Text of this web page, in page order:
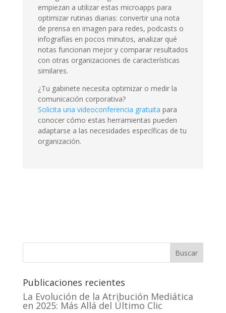
empiezan a utilizar estas microapps para
optimizar rutinas diarias: convertir una nota
de prensa en imagen para redes, podcasts o
infografías en pocos minutos, analizar qué
notas funcionan mejor y comparar resultados
con otras organizaciones de características
similares.
¿Tu gabinete necesita optimizar o medir la
comunicación corporativa?
Solicita una videoconferencia gratuita para
conocer cómo estas herramientas pueden
adaptarse a las necesidades específicas de tu
organización.
Buscar
Publicaciones recientes
La Evolución de la Atribución Mediática
en 2025: Más Allá del Último Clic